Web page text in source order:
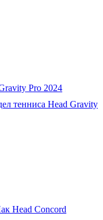
Pro 2024
тенниса Head Gravity
Head Concord